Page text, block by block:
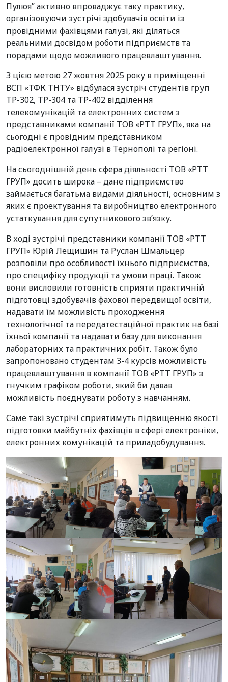
Пулюя” активно впроваджує таку практику,
організовуючи зустрічі здобувачів освіти із
провідними фахівцями галузі, які діляться
реальними досвідом роботи підприємств та
порадами щодо можливого працевлаштування.
З цією метою 27 жовтня 2025 року в приміщенні
ВСП «ТФК ТНТУ» відбулася зустріч студентів груп
ТР-302, ТР-304 та ТР-402 відділення
телекомунікацій та електронних систем з
представниками компанії ТОВ «РТТ ГРУП», яка на
сьогодні є провідним представником
радіоелектронної галузі в Тернополі та регіоні.
На сьогоднішній день сфера діяльності ТОВ «РТТ
ГРУП» досить широка – дане підприємство
займається багатьма видами діяльності, основним з
яких є проектування та виробництво електронного
устаткування для супутникового зв’язку.
В ході зустрічі представники компанії ТОВ «РТТ
ГРУП» Юрій Лещишин та Руслан Шмальцер
розповіли про особливості їхнього підприємства,
про специфіку продукції та умови праці. Також
вони висловили готовність сприяти практичній
підготовці здобувачів фахової передвищої освіти,
надавати їм можливість проходження
технологічної та передатестаційної практик на базі
їхньої компанії та надавати базу для виконання
лабораторних та практичних робіт. Також було
запропоновано студентам 3-4 курсів можливість
працевлаштування в компанії ТОВ «РТТ ГРУП» з
гнучким графіком роботи, який би давав
можливість поєднувати роботу з навчанням.
Саме такі зустрічі сприятимуть підвищенню якості
підготовки майбутніх фахівців в сфері електроніки,
електронних комунікацій та приладобудування.